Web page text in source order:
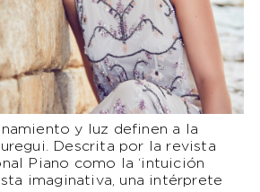
y luz definen a la
Descrita por la revista
Piano como la ‘intuición
imaginativa, una intérprete